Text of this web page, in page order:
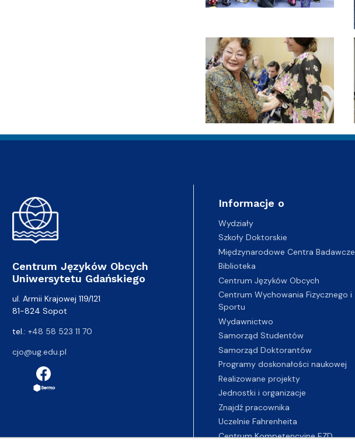
Centrum Języków Obcych
Uniwersytetu Gdańskiego
ul. Armii Krajowej 119/121
81-824 Sopot
tel.: +48 58 523 11 70
cjo@ug.edu.pl
Informacje o
Wydziały
Szkoły Doktorskie
Międzynarodowe Centra Badawcze
Biblioteka
Centrum Języków Obcych
Centrum Wychowania Fizycznego i
Sportu
Wydawnictwo
Samorząd Studentów
Samorząd Doktorantów
Programy doskonałości naukowej
Realizowane projekty
Jednostki i organizacje
Znajdź pracownika
Uczelnie Fahrenheita
Centrum Kompetencyjne EZD